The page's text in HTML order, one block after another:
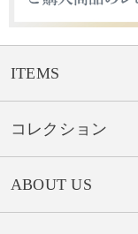
ITEMS
コレクション
ABOUT US